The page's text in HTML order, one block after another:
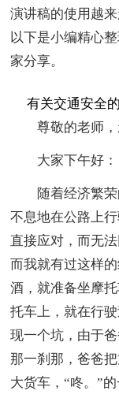
演讲稿的使用越
以下是小编精心
家分享。
有关交通安全的
尊敬的老师，
大家下午好：
随着经济繁
不息地在公路上
直接应对，而无
而我就有过这样
酒，就准备坐摩
托车上，就在行
现一个坑，由于
那一刹那，爸爸
大货车，“咚。”